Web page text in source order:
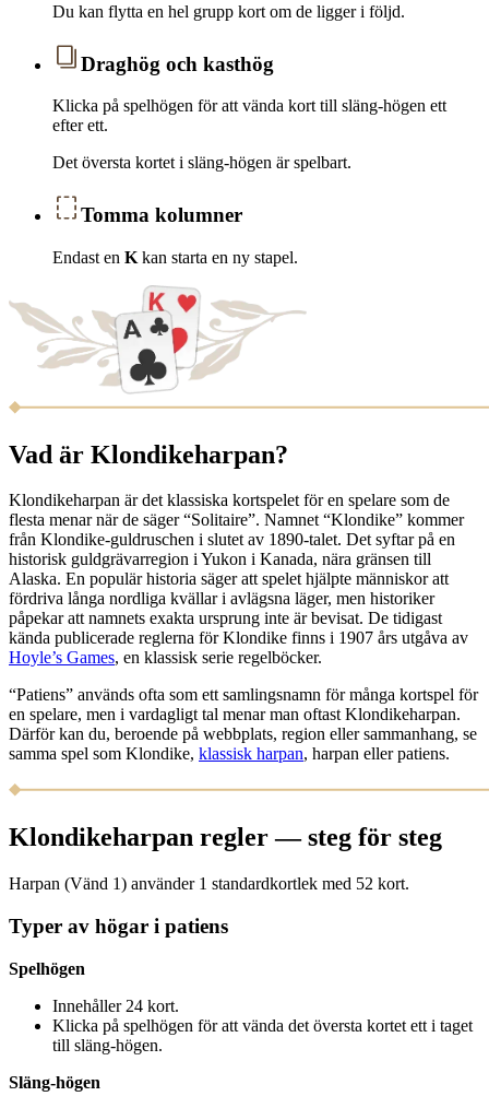
Du kan flytta en hel grupp kort om de ligger i följd.
Draghög och kasthög
Klicka på spelhögen för att vända kort till släng-högen ett
efter ett.
Det översta kortet i släng-högen är spelbart.
Tomma kolumner
Endast en K kan starta en ny stapel.
Vad är Klondikeharpan?
Klondikeharpan är det klassiska kortspelet för en spelare som de
flesta menar när de säger “Solitaire”. Namnet “Klondike” kommer
från Klondike-guldruschen i slutet av 1890-talet. Det syftar på en
historisk guldgrävarregion i Yukon i Kanada, nära gränsen till
Alaska. En populär historia säger att spelet hjälpte människor att
fördriva långa nordliga kvällar i avlägsna läger, men historiker
påpekar att namnets exakta ursprung inte är bevisat. De tidigast
kända publicerade reglerna för Klondike finns i 1907 års utgåva av
Hoyle’s Games, en klassisk serie regelböcker.
“Patiens” används ofta som ett samlingsnamn för många kortspel för
en spelare, men i vardagligt tal menar man oftast Klondikeharpan.
Därför kan du, beroende på webbplats, region eller sammanhang, se
samma spel som Klondike, klassisk harpan, harpan eller patiens.
Klondikeharpan regler — steg för steg
Harpan (Vänd 1) använder 1 standardkortlek med 52 kort.
Typer av högar i patiens
Spelhögen
Innehåller 24 kort.
Klicka på spelhögen för att vända det översta kortet ett i taget
till släng-högen.
Släng-högen